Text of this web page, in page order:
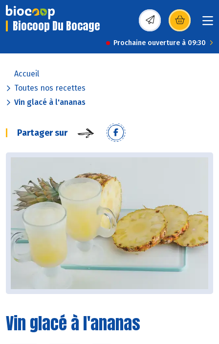
Biocoop Du Bocage (s’ouvre dans une
Prochaine ouverture à 09:30
Accueil
Toutes nos recettes
Vin glacé à l'ananas
Partager sur
Vin glacé à l'ananas